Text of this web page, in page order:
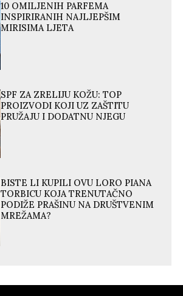
10 OMILJENIH PARFEMA
INSPIRIRANIH NAJLJEPŠIM
MIRISIMA LJETA
SPF ZA ZRELIJU KOŽU: TOP
PROIZVODI KOJI UZ ZAŠTITU
PRUŽAJU I DODATNU NJEGU
BISTE LI KUPILI OVU LORO PIANA
TORBICU KOJA TRENUTAČNO
PODIŽE PRAŠINU NA DRUŠTVENIM
MREŽAMA?